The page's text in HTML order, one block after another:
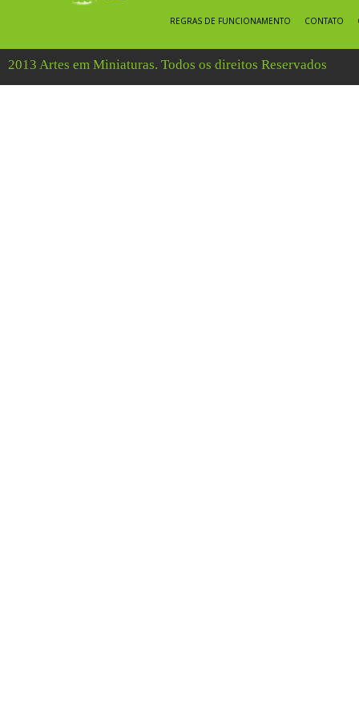
REGRAS DE FUNCIONAMENTO CONTATO
2013 Artes em Miniaturas. Todos os direitos Reservados